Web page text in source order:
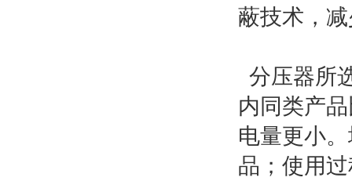
蔽技术，
分压器所
内同类产
电量更小
品；使用